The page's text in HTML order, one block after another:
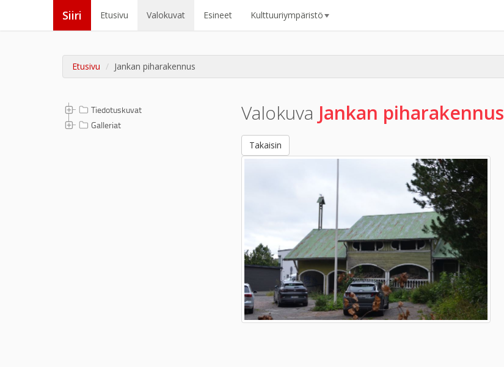
Siiri Etusivu Valokuvat Esineet Kulttuuriympäristö
Etusivu Jankan piharakennus
Tiedotuskuvat
Galleriat
Valokuva Jankan piharakennus
Takaisin